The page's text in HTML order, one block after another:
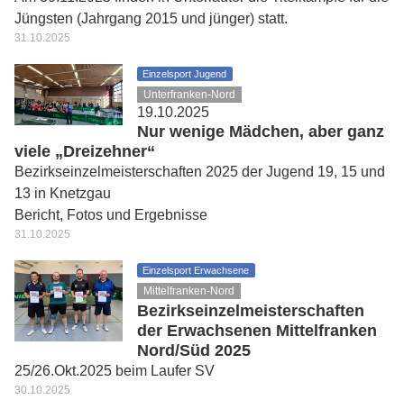
Jüngsten (Jahrgang 2015 und jünger) statt.
31.10.2025
Einzelsport Jugend
Unterfranken-Nord
19.10.2025
Nur wenige Mädchen, aber ganz
viele „Dreizehner“
Bezirkseinzelmeisterschaften 2025 der Jugend 19, 15 und
13 in Knetzgau
Bericht, Fotos und Ergebnisse
31.10.2025
Einzelsport Erwachsene
Mittelfranken-Nord
Bezirkseinzelmeisterschaften
der Erwachsenen Mittelfranken
Nord/Süd 2025
25/26.Okt.2025 beim Laufer SV
30.10.2025